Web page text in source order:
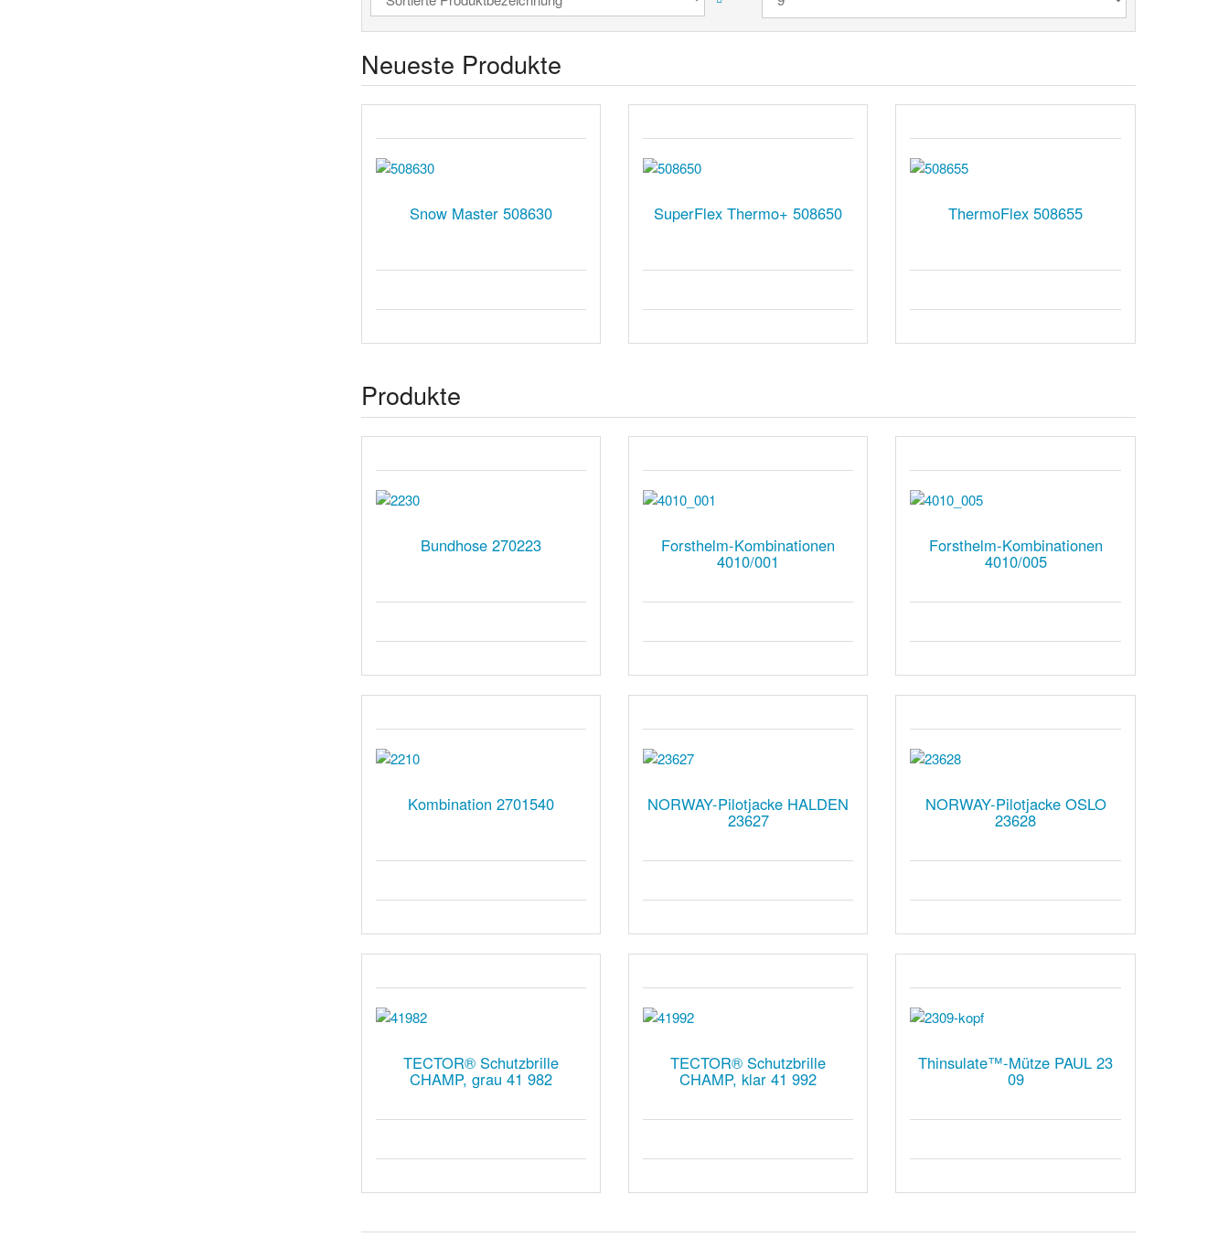
Neueste Produkte
Snow Master 508630 SuperFlex Thermo+ 508650 ThermoFlex 508655
Produkte
Bundhose 270223 Forsthelm-Kombinationen
4010/001
Forsthelm-Kombinationen
4010/005
Kombination 2701540 NORWAY-Pilotjacke HALDEN
23627
NORWAY-Pilotjacke OSLO
23628
TECTOR® Schutzbrille
CHAMP, grau 41 982
TECTOR® Schutzbrille
CHAMP, klar 41 992
Thinsulate™-Mütze PAUL 23
09